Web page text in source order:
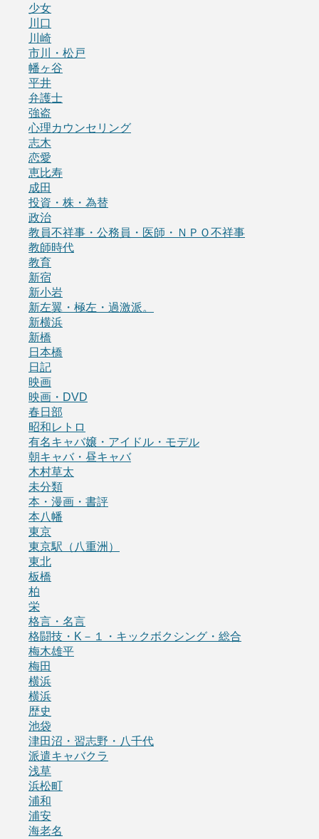
少女
川口
川崎
市川・松戸
幡ヶ谷
平井
弁護士
強盗
心理カウンセリング
志木
恋愛
恵比寿
成田
投資・株・為替
政治
教員不祥事・公務員・医師・ＮＰＯ不祥事
教師時代
教育
新宿
新小岩
新左翼・極左・過激派。
新横浜
新橋
日本橋
日記
映画
映画・DVD
春日部
昭和レトロ
有名キャバ嬢・アイドル・モデル
朝キャバ・昼キャバ
木村草太
未分類
本・漫画・書評
本八幡
東京
東京駅（八重洲）
東北
板橋
柏
栄
格言・名言
格闘技・K－１・キックボクシング・総合
梅木雄平
梅田
横浜
横浜
歴史
池袋
津田沼・習志野・八千代
派遣キャバクラ
浅草
浜松町
浦和
浦安
海老名